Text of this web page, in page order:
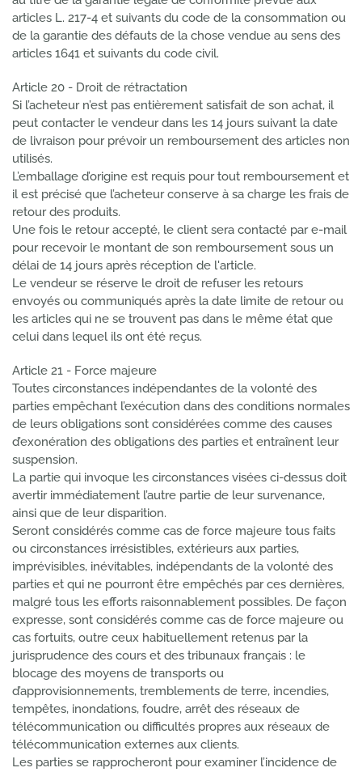
articles L. 217-4 et suivants du code de la consommation ou
de la garantie des défauts de la chose vendue au sens des
articles 1641 et suivants du code civil.
Article 20 - Droit de rétractation
Si l’acheteur n’est pas entièrement satisfait de son achat, il
peut contacter le vendeur dans les 14 jours suivant la date
de livraison pour prévoir un remboursement des articles non
utilisés.
L’emballage d’origine est requis pour tout remboursement et
il est précisé que l’acheteur conserve à sa charge les frais de
retour des produits.
Une fois le retour accepté, le client sera contacté par e-mail
pour recevoir le montant de son remboursement sous un
délai de 14 jours après réception de l'article.
Le vendeur se réserve le droit de refuser les retours
envoyés ou communiqués après la date limite de retour ou
les articles qui ne se trouvent pas dans le même état que
celui dans lequel ils ont été reçus.
Article 21 - Force majeure
Toutes circonstances indépendantes de la volonté des
parties empêchant l’exécution dans des conditions normales
de leurs obligations sont considérées comme des causes
d’exonération des obligations des parties et entraînent leur
suspension.
La partie qui invoque les circonstances visées ci-dessus doit
avertir immédiatement l’autre partie de leur survenance,
ainsi que de leur disparition.
Seront considérés comme cas de force majeure tous faits
ou circonstances irrésistibles, extérieurs aux parties,
imprévisibles, inévitables, indépendants de la volonté des
parties et qui ne pourront être empêchés par ces dernières,
malgré tous les efforts raisonnablement possibles. De façon
expresse, sont considérés comme cas de force majeure ou
cas fortuits, outre ceux habituellement retenus par la
jurisprudence des cours et des tribunaux français : le
blocage des moyens de transports ou
d’approvisionnements, tremblements de terre, incendies,
tempêtes, inondations, foudre, arrêt des réseaux de
télécommunication ou difficultés propres aux réseaux de
télécommunication externes aux clients.
Les parties se rapprocheront pour examiner l’incidence de